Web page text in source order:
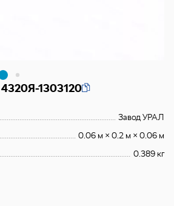
4320Я-1303120
Завод УРАЛ
0.06 м × 0.2 м × 0.06 м
0.389 кг